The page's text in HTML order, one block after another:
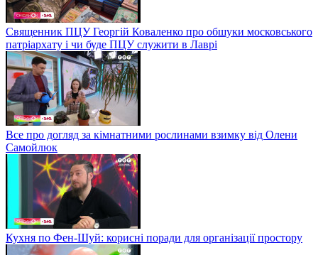
Священник ПЦУ Георгій Коваленко про обшуки московського
патріархату і чи буде ПЦУ служити в Лаврі
Все про догляд за кімнатними рослинами взимку від Олени
Самойлюк
Кухня по Фен-Шуй: корисні поради для організації простору